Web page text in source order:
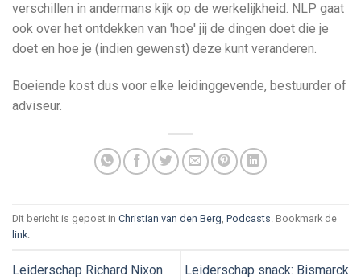
verschillen in andermans kijk op de werkelijkheid. NLP gaat
ook over het ontdekken van 'hoe' jij de dingen doet die je
doet en hoe je (indien gewenst) deze kunt veranderen.
Boeiende kost dus voor elke leidinggevende, bestuurder of
adviseur.
Dit bericht is gepost in Christian van den Berg Podcasts . Bookmark de
link
Leiderschap Richard Nixon Leiderschap snack: Bismarck